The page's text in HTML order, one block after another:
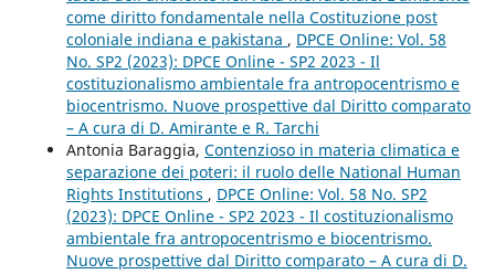
come diritto fondamentale nella Costituzione post
coloniale indiana e pakistana , DPCE Online: Vol. 58
No. SP2 (2023): DPCE Online - SP2 2023 - Il
costituzionalismo ambientale fra antropocentrismo e
biocentrismo. Nuove prospettive dal Diritto comparato
– A cura di D. Amirante e R. Tarchi
Antonia Baraggia, Contenzioso in materia climatica e
separazione dei poteri: il ruolo delle National Human
Rights Institutions , DPCE Online: Vol. 58 No. SP2
(2023): DPCE Online - SP2 2023 - Il costituzionalismo
ambientale fra antropocentrismo e biocentrismo.
Nuove prospettive dal Diritto comparato – A cura di D.